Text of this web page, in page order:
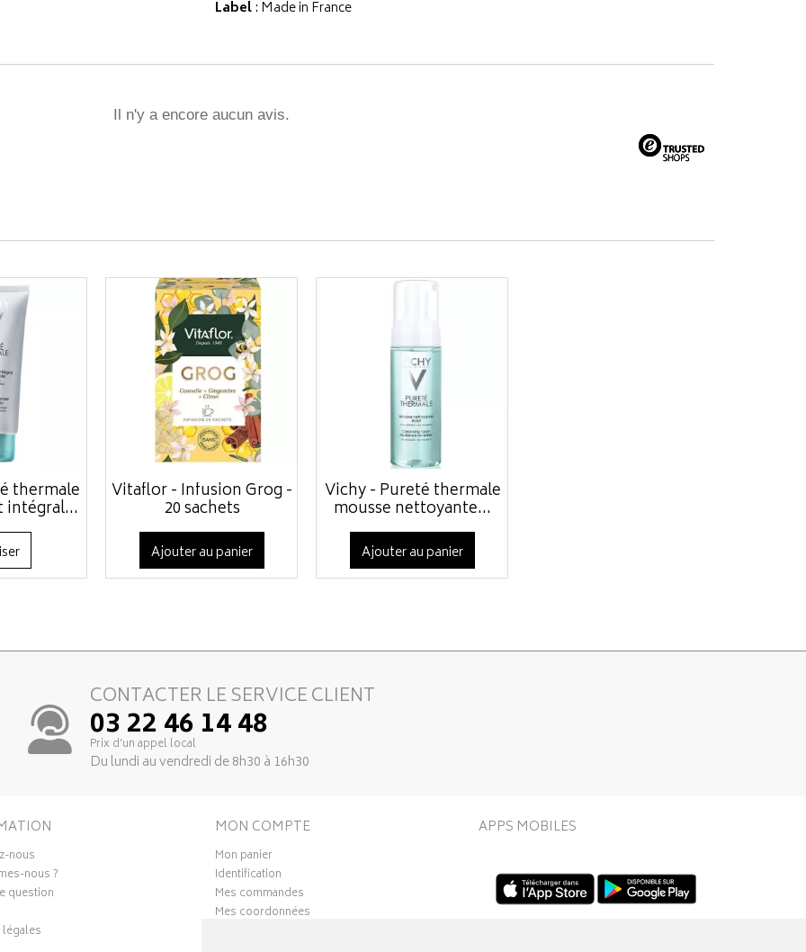
Label: Made in France
Il n'y a encore aucun avis.
thermale Vitaflor - Infusion Grog -
20 sachets
Ajouter au panier
Vichy - Pureté thermale
mousse nettoyante...
Ajouter au panier
CONTACTER LE SERVICE CLIENT
03 22 46 14 48
Prix d’un appel local
Du lundi au vendredi de 8h30 à 16h30
nous
nous ?
question
MON COMPTE
Mon panier
Identification
Mes commandes
Mes coordonnées
APPS MOBILES